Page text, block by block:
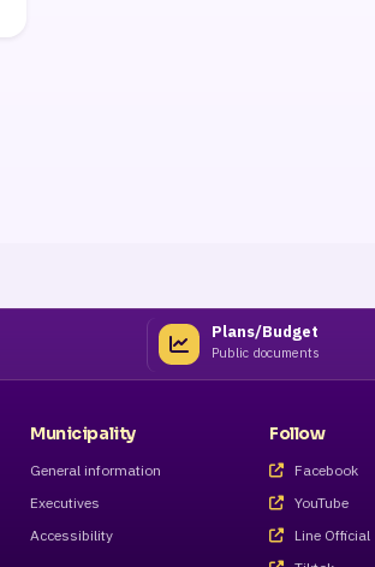
Plans/Budget
Public documents
Municipality
General information
Executives
Accessibility
Follow
Facebook
YouTube
Line Official